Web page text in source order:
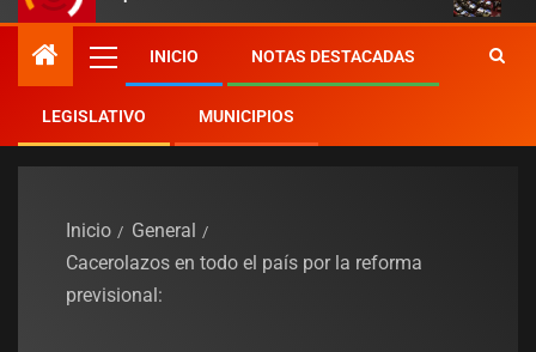
INICIO NOTAS DESTACADAS
LEGISLATIVO MUNICIPIOS
Inicio
General
Cacerolazos en todo el país por la reforma
previsional: